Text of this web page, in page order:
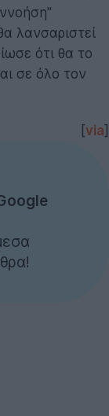
λανσαριστεί
ότι θα το
σε όλο τον
[via]